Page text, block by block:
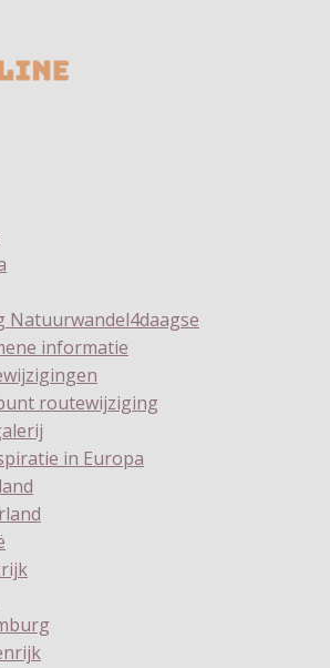
Natuurwandel4daagse
informatie
routewijziging
in Europa